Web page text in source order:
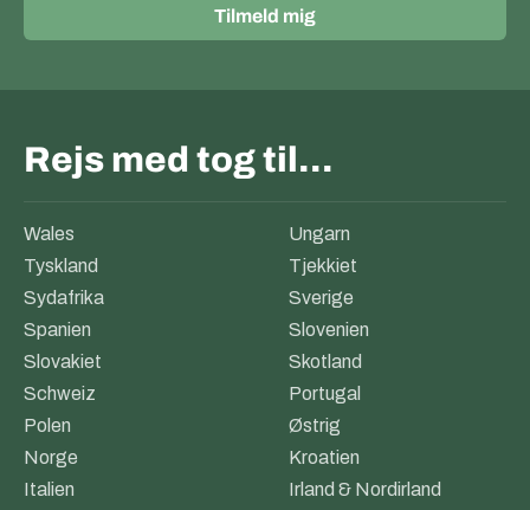
Tilmeld mig
Rejs med tog til…
Wales
Ungarn
Tyskland
Tjekkiet
Sydafrika
Sverige
Spanien
Slovenien
Slovakiet
Skotland
Schweiz
Portugal
Polen
Østrig
Norge
Kroatien
Italien
Irland & Nordirland